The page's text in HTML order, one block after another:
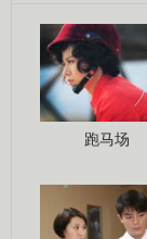
跑马场